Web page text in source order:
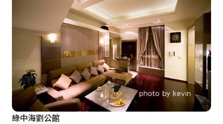
綠中海劉公館